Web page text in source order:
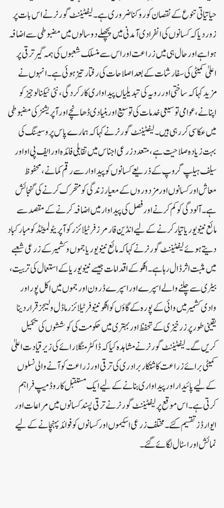
حیاتیاتی تنوع کے نقصان کو روکنا ضروری ہے۔ لیفٹیننٹ گورنر نے اس بات پر
زور دیا کہ کسانوں کی انفرادی آمدنی میں پچھلے دو سالوں میں مضبوطی سے اضافہ
ہوا ہے اور حال ہی میں زراعت اور اس سے منسلک شعبوں کی ہمہ گیر ترقی پر
اعلیٰ کمیٹی کی سفارشات کے بعد اصلاحات کی رفتار تیز ہوئی ہے۔ انہوں نے
مزید کہا کہ ساختی اور رویہ کی تبدیلیاں پیداواری کارکردگی، نئی ٹیکنالوجیز کو
اپنانے، عوامی توسیعی خدمات کی توسیع اور بنیادی ڈھانچے اور آپریشنز کی مضبوطی
میں عکاسی کر رہی ہیں۔ لیفٹیننٹ گورنر نے کہا کہ ہمارے پاس پروسیسنگ کی
بہت زیادہ صلاحیت ہے، متعدد زرعی اجناس میں تقابلی فائدہ اور ایف پی او اور
سیلف ہیلپ گروپ کے ذریعے کسانوں کو پیداوار سے رقم کمانے، محفوظ
معاش اور کسانوں اور مزدوروں کے معیار زندگی کو متحرک کرنے کی گنجائش
ہے۔ آلودگی کو کم کرنے اور فصل کی پیداوار میں اضافہ کرنے کے مقصد سے
مائع نینو یوریا تیار کرنے کے لیے انڈین فارمرز فرٹیلائزر کوآپریٹو لمیٹڈ کو مبارکباد
دیتے ہوئے لیفٹیننٹ گورنر نے کہا کہ مائع نینو یوریا جموں و کشمیر کے زرعی شعبے
میں مثبت اثر ڈال رہا ہے۔ افکو کے اقدامات جیسے نینو یوریا کے استعمال کی تربیت،
بیٹری سے چلنے والے اسپرے اور اسپرے ڈرون اور جموں میں اکل پور اور
وادی کشمیر میں وائی کے پورہ کے گاؤں کو افکونینو فرٹیلائزر ماڈل ولیجز قرار دینا
یقینی طور پر زرخیزی کے تحفظ اور بہتری میں حکومت کی کوششوں کی تکمیل
کریں گے۔ لیفٹیننٹ گورنر نے مشاہدہ کیا کہ ڈاکٹر منگلا رائے کی زیرقیادت اعلیٰ
کمیٹی برائے زراعت کاشتکار برادری کی ترقی اور زراعت کو آنے والی نسلوں
کے لیے پائیدار اور پیداواری بنانے کے لیے ایک مستقبل کا روڈ میپ فراہم
کرتی ہے۔ اس موقع پر لیفٹیننٹ گورنر نے ترقی پسند کسانوں میں مراعات اور
ایوارڈز تقسیم کئے۔ مختلف زرعی اسکیموں اور کسانوں کو فوائد پہنچانے کے لیے
نمائش اور اسٹال لگائے گئے۔